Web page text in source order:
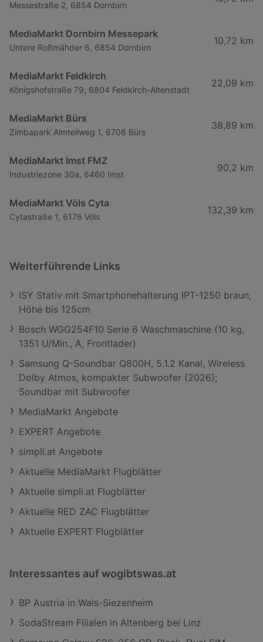
Messestraße 2, 6854 Dornbirn
MediaMarkt Dornbirn Messepark
Untere Roßmähder 6, 6854 Dornbirn
10,72 km
MediaMarkt Feldkirch
Königshofstraße 79, 6804 Feldkirch-Altenstadt
22,09 km
MediaMarkt Bürs
Zimbapark Almteilweg 1, 6706 Bürs
38,89 km
MediaMarkt Imst FMZ
Industriezone 30a, 6460 Imst
90,2 km
MediaMarkt Völs Cyta
Cytastraße 1, 6176 Völs
132,39 km
Weiterführende Links
ISY Stativ mit Smartphonehalterung IPT-1250 braun,
Höhe bis 125cm
Bosch WGG254F10 Serie 6 Waschmaschine (10 kg,
1351 U/Min., A, Frontlader)
Samsung Q-Soundbar Q800H, 5.1.2 Kanal, Wireless
Dolby Atmos, kompakter Subwoofer (2026);
Soundbar mit Subwoofer
MediaMarkt Angebote
EXPERT Angebote
simpli.at Angebote
Aktuelle MediaMarkt Flugblätter
Aktuelle simpli.at Flugblätter
Aktuelle RED ZAC Flugblätter
Aktuelle EXPERT Flugblätter
Interessantes auf wogibtswas.at
BP Austria in Wals-Siezenheim
SodaStream Filialen in Altenberg bei Linz